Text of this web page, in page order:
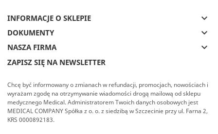
INFORMACJE O SKLEPIE keyboard_arrow_down
DOKUMENTY keyboard_arrow_down
NASZA FIRMA keyboard_arrow_down
ZAPISZ SIĘ NA NEWSLETTER
Chcę być informowany o zmianach w refundacji, promocjach, nowościach i
wyrażam zgodę na otrzymywanie wiadomości drogą mailową od sklepu
medycznego Medical. Administratorem Twoich danych osobowych jest
MEDICAL COMPANY Spółka z o. o. z siedzibą w Szczecinie przy ul. Farna 2,
KRS 0000892183.